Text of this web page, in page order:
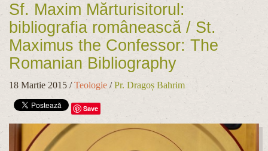
Sf. Maxim Mărturisitorul:
bibliografia românească / St.
Maximus the Confessor: The
Romanian Bibliography
18 Martie 2015 /Teologie /Pr. Dragoș Bahrim
Save